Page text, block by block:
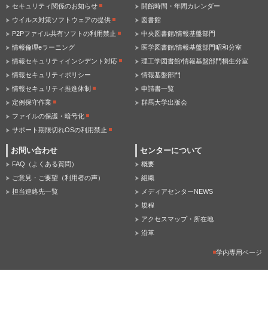
セキュリティ関係のお知らせ
ウイルス対策ソフトウェアの提供
P2Pファイル共有ソフトの利用禁止
情報倫理eラーニング
情報セキュリティインシデント対応
情報セキュリティポリシー
情報セキュリティ推進体制
定例保守作業
ファイルの保護・暗号化
サポート期限切れOSの利用禁止
開館時間・年間カレンダー
図書館
中央図書館/情報基盤部門
医学図書館/情報基盤部門昭和分室
理工学図書館/情報基盤部門桐生分室
情報基盤部門
申請書一覧
群馬大学出版会
お問い合わせ
FAQ（よくある質問）
ご意見・ご要望（利用者の声）
担当連絡先一覧
センターについて
概要
組織
メディアセンターNEWS
規程
アクセスマップ・所在地
沿革
学内専用ページ